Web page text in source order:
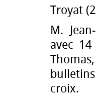
Troyat
M.
avec
croix.